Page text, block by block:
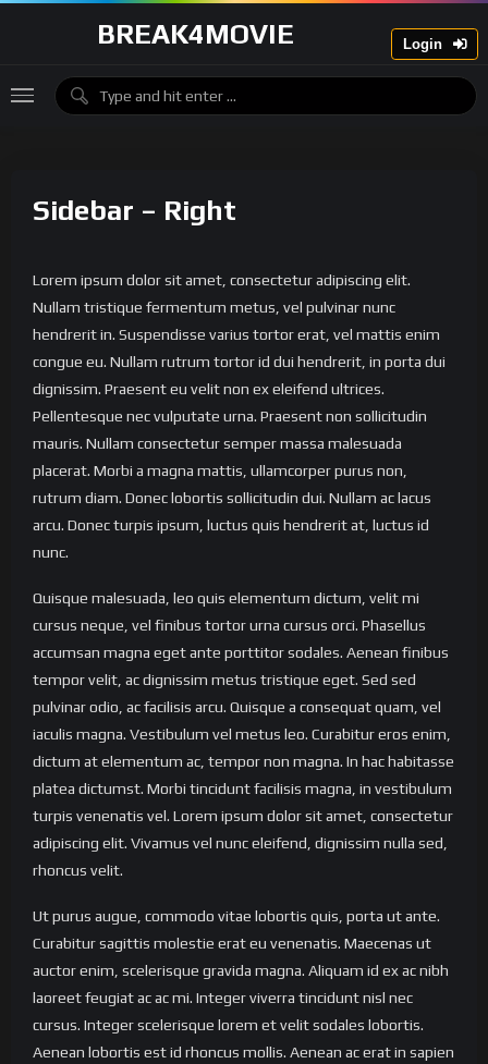
BREAK4MOVIE Login
Sidebar – Right
Lorem ipsum dolor sit amet, consectetur adipiscing elit.
Nullam tristique fermentum metus, vel pulvinar nunc
hendrerit in. Suspendisse varius tortor erat, vel mattis enim
congue eu. Nullam rutrum tortor id dui hendrerit, in porta dui
dignissim. Praesent eu velit non ex eleifend ultrices.
Pellentesque nec vulputate urna. Praesent non sollicitudin
mauris. Nullam consectetur semper massa malesuada
placerat. Morbi a magna mattis, ullamcorper purus non,
rutrum diam. Donec lobortis sollicitudin dui. Nullam ac lacus
arcu. Donec turpis ipsum, luctus quis hendrerit at, luctus id
nunc.
Quisque malesuada, leo quis elementum dictum, velit mi
cursus neque, vel finibus tortor urna cursus orci. Phasellus
accumsan magna eget ante porttitor sodales. Aenean finibus
tempor velit, ac dignissim metus tristique eget. Sed sed
pulvinar odio, ac facilisis arcu. Quisque a consequat quam, vel
iaculis magna. Vestibulum vel metus leo. Curabitur eros enim,
dictum at elementum ac, tempor non magna. In hac habitasse
platea dictumst. Morbi tincidunt facilisis magna, in vestibulum
turpis venenatis vel. Lorem ipsum dolor sit amet, consectetur
adipiscing elit. Vivamus vel nunc eleifend, dignissim nulla sed,
rhoncus velit.
Ut purus augue, commodo vitae lobortis quis, porta ut ante.
Curabitur sagittis molestie erat eu venenatis. Maecenas ut
auctor enim, scelerisque gravida magna. Aliquam id ex ac nibh
laoreet feugiat ac ac mi. Integer viverra tincidunt nisl nec
cursus. Integer scelerisque lorem et velit sodales lobortis.
Aenean lobortis est id rhoncus mollis. Aenean ac erat in sapien